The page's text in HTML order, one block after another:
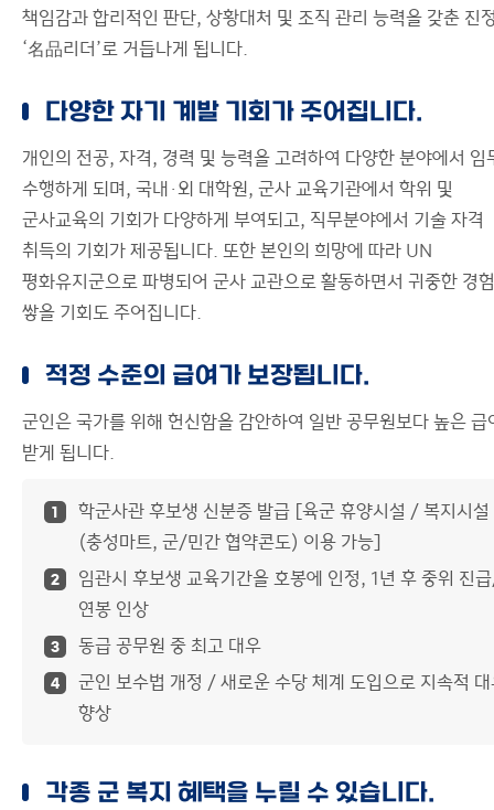
책임감과 합리적인 판단, 상황대처 및 조직 관리 능력을 갖춘 진
‘名品리더’로 거듭나게 됩니다.
다양한 자기 계발 기회가 주어집니다.
개인의 전공, 자격, 경력 및 능력을 고려하여 다양한 분야에서 임
수행하게 되며, 국내·외 대학원, 군사 교육기관에서 학위 및
군사교육의 기회가 다양하게 부여되고, 직무분야에서 기술 자격
취득의 기회가 제공됩니다. 또한 본인의 희망에 따라 UN
평화유지군으로 파병되어 군사 교관으로 활동하면서 귀중한 경
쌓을 기회도 주어집니다.
적정 수준의 급여가 보장됩니다.
군인은 국가를 위해 헌신함을 감안하여 일반 공무원보다 높은 급
받게 됩니다.
1
학군사관 후보생 신분증 발급 [육군 휴양시설 / 복지시설
(충성마트, 군/민간 협약콘도) 이용 가능]
2
임관시 후보생 교육기간을 호봉에 인정, 1년 후 중위 진
연봉 인상
3 동급 공무원 중 최고 대우
4
군인 보수법 개정 / 새로운 수당 체계 도입으로 지속적
향상
각종 군 복지 혜택을 누릴 수 있습니다.